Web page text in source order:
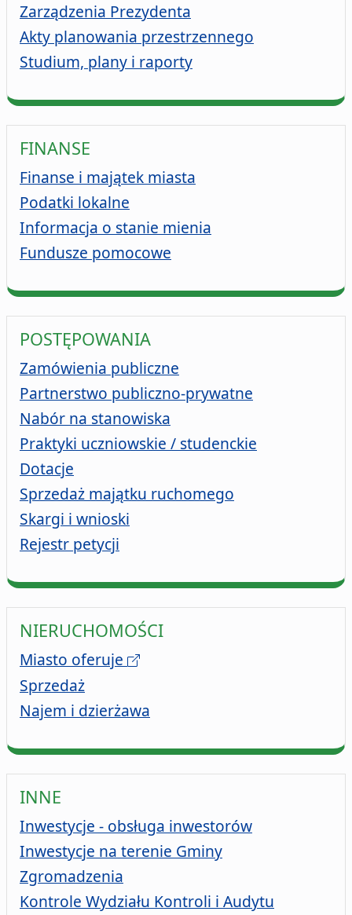
Zarządzenia Prezydenta
Akty planowania przestrzennego
Studium, plany i raporty
FINANSE
Finanse i majątek miasta
Podatki lokalne
Informacja o stanie mienia
Fundusze pomocowe
POSTĘPOWANIA
Zamówienia publiczne
Partnerstwo publiczno-prywatne
Nabór na stanowiska
Praktyki uczniowskie / studenckie
Dotacje
Sprzedaż majątku ruchomego
Skargi i wnioski
Rejestr petycji
NIERUCHOMOŚCI
Miasto oferuje
Sprzedaż
Najem i dzierżawa
INNE
Inwestycje - obsługa inwestorów
Inwestycje na terenie Gminy
Zgromadzenia
Kontrole Wydziału Kontroli i Audytu